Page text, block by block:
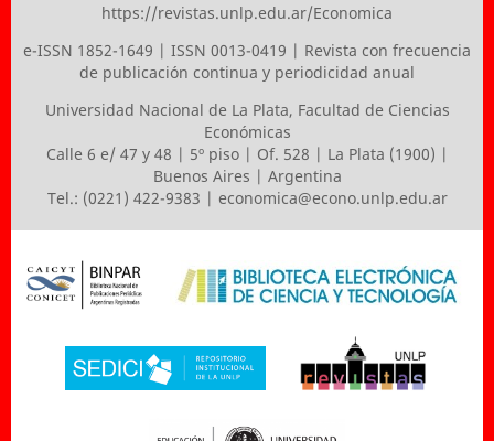
https://revistas.unlp.edu.ar/Economica
e-ISSN 1852-1649 | ISSN 0013-0419 | Revista con frecuencia
de publicación continua y periodicidad anual
Universidad Nacional de La Plata, Facultad de Ciencias
Económicas
Calle 6 e/ 47 y 48 | 5º piso | Of. 528 | La Plata (1900) |
Buenos Aires | Argentina
Tel.: (0221) 422-9383 | economica@econo.unlp.edu.ar